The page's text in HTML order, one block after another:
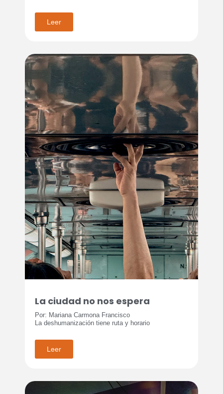
Leer
La ciudad no nos espera
Por: Mariana Carmona Francisco
La deshumanización tiene ruta y horario
Leer